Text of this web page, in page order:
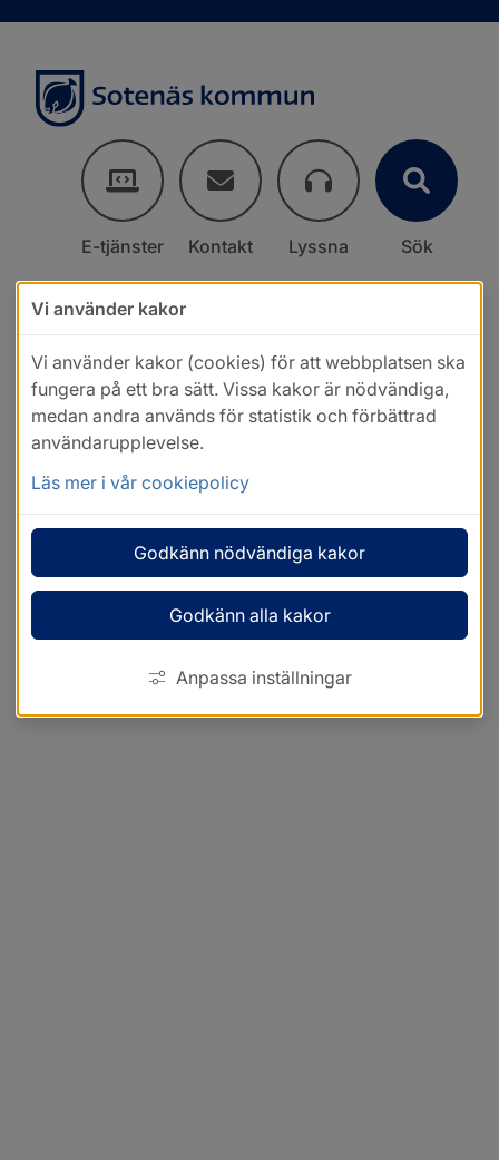
E-tjänster Kontakt Lyssna Sök
Vi använder kakor
Vi använder kakor (cookies) för att webbplatsen ska
fungera på ett bra sätt. Vissa kakor är nödvändiga,
medan andra används för statistik och förbättrad
användarupplevelse.
Läs mer i vår cookiepolicy
Godkänn nödvändiga kakor
Godkänn alla kakor
Anpassa inställningar